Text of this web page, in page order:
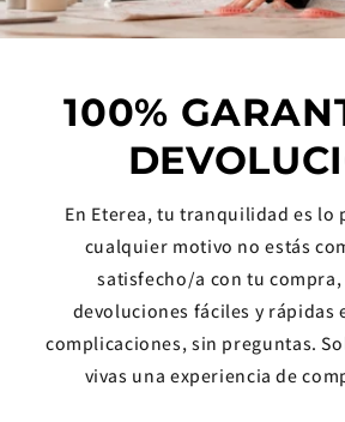
100%
En Eterea, tu tranquilidad es lo
cualquier motivo no estás
satisfecho/a con tu
devoluciones fáciles y rápidas
complicaciones, sin preguntas.
vivas una experiencia de